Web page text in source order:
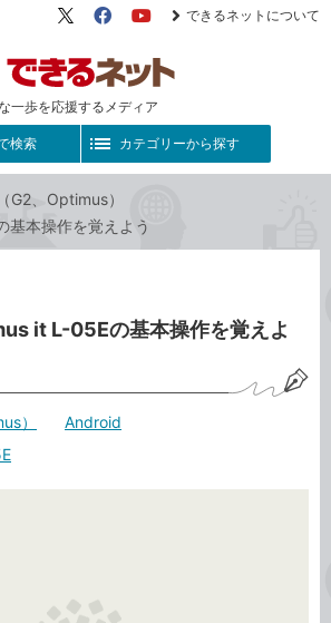
一歩を応援するメディア
X（旧
FacebookYouTube
できるネットについて
検索 カテゴリーから探す
G2、Optimus）
本操作を覚えよう
it L-05Eの基本操作を覚えよ
） Android